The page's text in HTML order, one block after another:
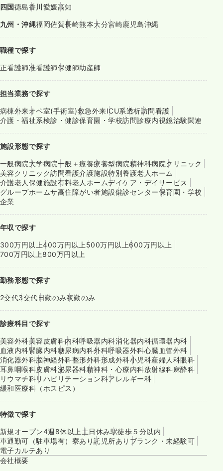
四国徳島香川愛媛高知
九州・沖縄福岡佐賀長崎熊本大分宮崎鹿児島沖縄
職種で探す
正看護師准看護師保健師助産師
担当業務で探す
病棟外来オペ室(手術室)救急外来ICU系透析訪問看護
介護・福祉系検診・健診保育園・学校訪問診療内視鏡治験関連
施設形態で探す
一般病院大学病院一般＋療養療養型病院精神科病院クリニック
美容クリニック訪問看護介護施設特別養護老人ホーム
介護老人保健施設有料老人ホームデイケア・デイサービス
グループホームサ高住障がい者施設健診センター保育園・学校
企業
年収で探す
300万円以上400万円以上 500万円以上600万円以上
700万円以上800万円以上
勤務形態で探す
2交代3交代日勤のみ夜勤のみ
診療科目で探す
美容外科美容皮膚科内科呼吸器内科消化器内科循環器内科
血液内科腎臓内科糖尿病内科外科呼吸器外科心臓血管外科
消化器外科脳神経外科整形外科形成外科小児科産婦人科眼科
耳鼻咽喉科皮膚科泌尿器科精神科・心療内科放射線科麻酔科
リウマチ科リハビリテーション科アレルギー科
緩和医療科（ホスピス）
特徴で探す
新規オープン4週8休以上 土日休み駅徒歩５分以内
車通勤可（駐車場有） 寮あり託児所あり ブランク・未経験可
電子カルテあり
会社概要